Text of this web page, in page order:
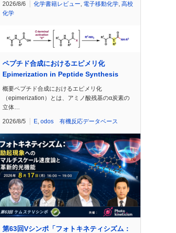
2026/8/6 化学書籍レビュー, 電子移動化学, 高校
化学
ペプチド合成におけるエピメリ化
Epimerization in Peptide Synthesis
概要ペプチド合成におけるエピメリ化
（epimerization）とは、アミノ酸残基のα炭素の
立体…
2026/8/5 E, odos 有機反応データベース
第63回Vシンポ「フォトキネティシズム：